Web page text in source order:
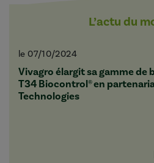
L’actu du
le 07/10/2024
Vivagro élargit sa gamme de
T34 Biocontrol® en
Technologies